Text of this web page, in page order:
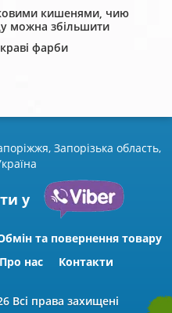
кишенями, чию
можна збільшити
фарби
Запорізька область,
у
та повернення товару
Про нас Контакти
Всі права захищені